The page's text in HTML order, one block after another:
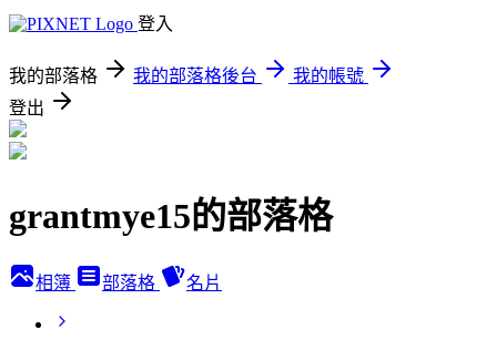
登入
我的部落格 我的部落格後台
我的帳號
登出
grantmye15的部落格
相簿 部落格 名片